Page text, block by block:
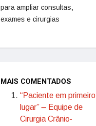
para ampliar consultas,
exames e cirurgias
MAIS COMENTADOS
“Paciente em primeiro
lugar” – Equipe de
Cirurgia Crânio-